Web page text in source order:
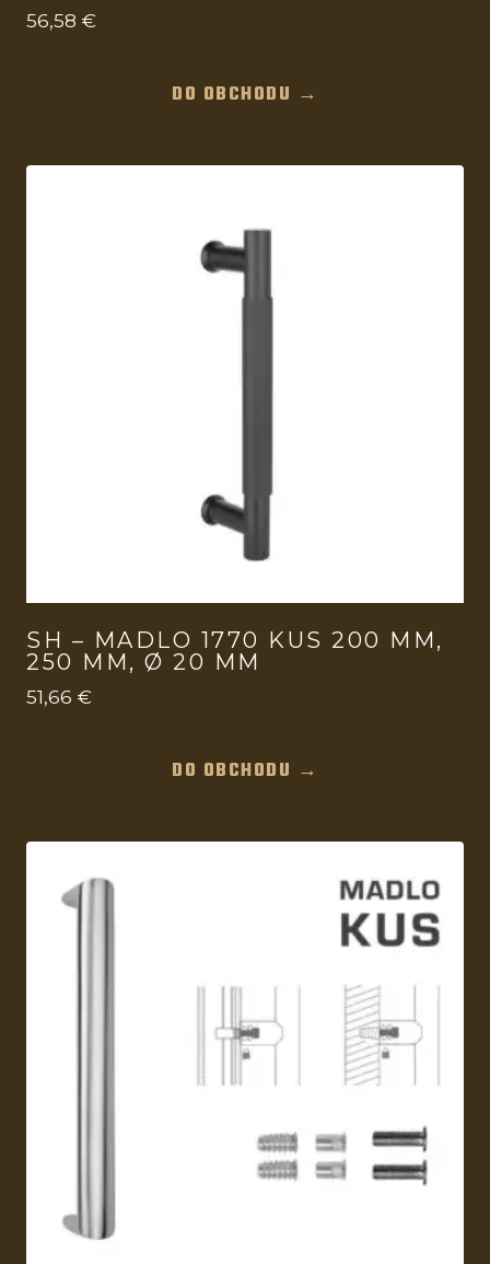
56,58 €
DO OBCHODU →
SH – MADLO 1770 KUS 200 MM,
250 MM, Ø 20 MM
51,66 €
DO OBCHODU →